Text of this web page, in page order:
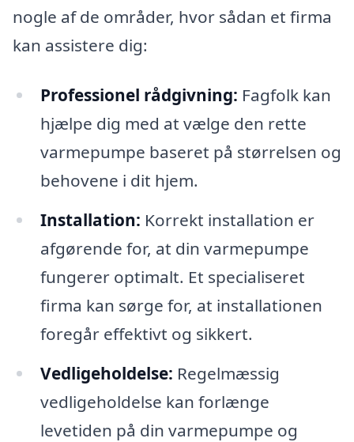
nogle af de områder, hvor sådan et firma
kan assistere dig:
Professionel rådgivning: Fagfolk kan
hjælpe dig med at vælge den rette
varmepumpe baseret på størrelsen og
behovene i dit hjem.
Installation: Korrekt installation er
afgørende for, at din varmepumpe
fungerer optimalt. Et specialiseret
firma kan sørge for, at installationen
foregår effektivt og sikkert.
Vedligeholdelse: Regelmæssig
vedligeholdelse kan forlænge
levetiden på din varmepumpe og